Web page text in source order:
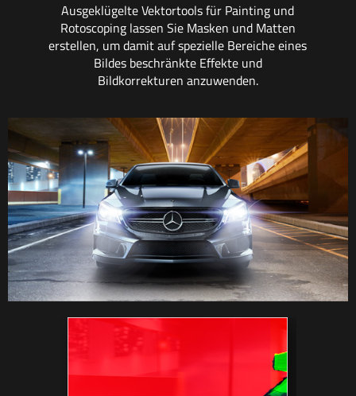
Ausgeklügelte Vektortools für Painting und
Rotoscoping lassen Sie Masken und Matten
erstellen, um damit auf spezielle Bereiche eines
Bildes beschränkte Effekte und
Bildkorrekturen anzuwenden.